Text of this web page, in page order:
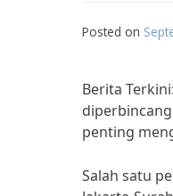
Posted on
Berita
penting
Salah satu